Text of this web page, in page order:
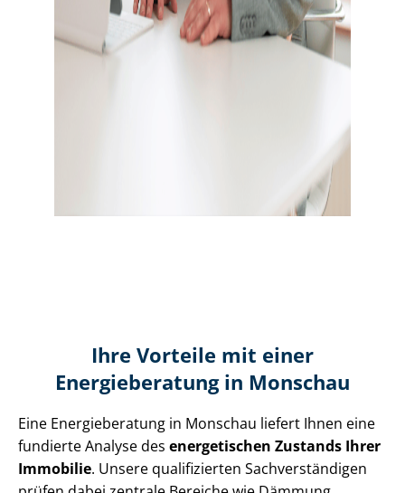
Ihre Vorteile mit einer
Energieberatung in Monschau
Eine Energieberatung in Monschau liefert Ihnen eine
fundierte Analyse des energetischen Zustands Ihrer
Immobilie. Unsere qualifizierten Sach­ver­stän­di­gen